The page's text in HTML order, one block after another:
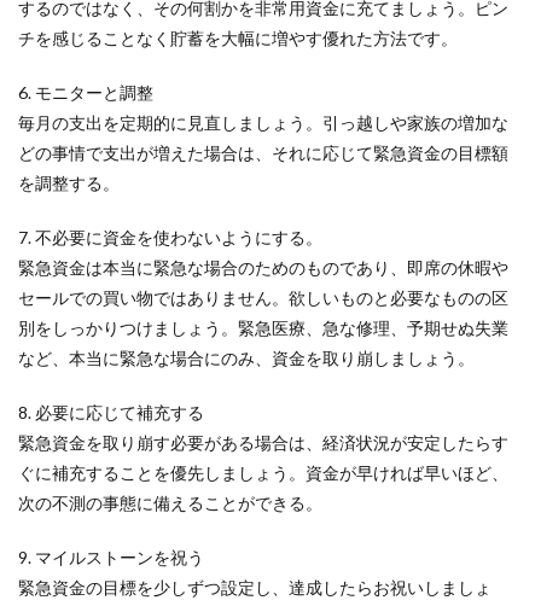
するのではなく、その何割かを非常用資金に充てましょう。ピン
チを感じることなく貯蓄を大幅に増やす優れた方法です。
6. モニターと調整
毎月の支出を定期的に見直しましょう。引っ越しや家族の増加な
どの事情で支出が増えた場合は、それに応じて緊急資金の目標額
を調整する。
7. 不必要に資金を使わないようにする。
緊急資金は本当に緊急な場合のためのものであり、即席の休暇や
セールでの買い物ではありません。欲しいものと必要なものの区
別をしっかりつけましょう。緊急医療、急な修理、予期せぬ失業
など、本当に緊急な場合にのみ、資金を取り崩しましょう。
8. 必要に応じて補充する
緊急資金を取り崩す必要がある場合は、経済状況が安定したらす
ぐに補充することを優先しましょう。資金が早ければ早いほど、
次の不測の事態に備えることができる。
9. マイルストーンを祝う
緊急資金の目標を少しずつ設定し、達成したらお祝いしましょ